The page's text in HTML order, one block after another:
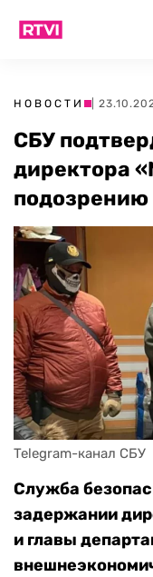
НОВОСТИ |
СБУ
директора
подозрению
Служба
задержании
и главы